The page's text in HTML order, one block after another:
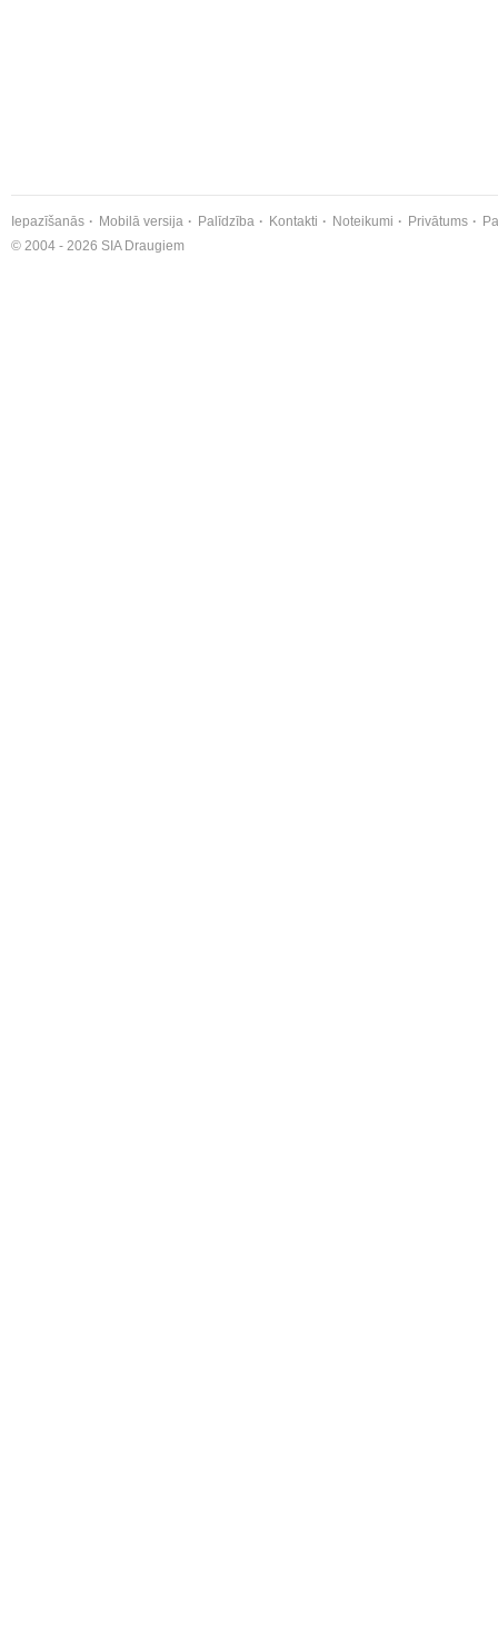
Iepazīšanās Mobilā versija Palīdzība Kontakti Noteikumi Privātums
© 2004 - 2026 SIA Draugiem